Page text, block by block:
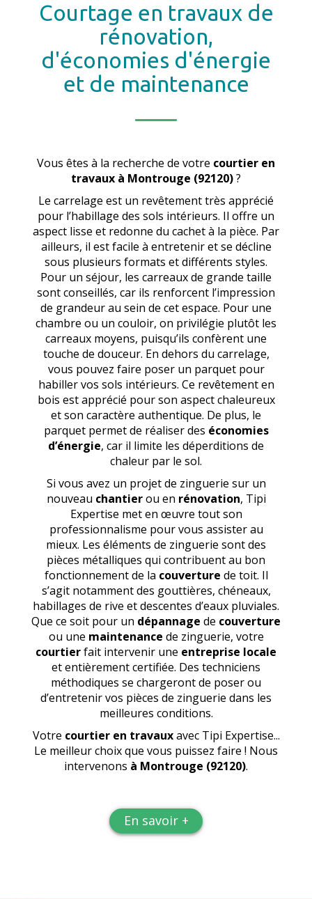
Courtage en travaux de
rénovation,
d'économies d'énergie
et de maintenance
Vous êtes à la recherche de votre courtier en
travaux à Montrouge (92120)?
Le carrelage est un revêtement très apprécié
pour l’habillage des sols intérieurs. Il offre un
aspect lisse et redonne du cachet à la pièce. Par
ailleurs, il est facile à entretenir et se décline
sous plusieurs formats et différents styles.
Pour un séjour, les carreaux de grande taille
sont conseillés, car ils renforcent l’impression
de grandeur au sein de cet espace. Pour une
chambre ou un couloir, on privilégie plutôt les
carreaux moyens, puisqu’ils confèrent une
touche de douceur. En dehors du carrelage,
vous pouvez faire poser un parquet pour
habiller vos sols intérieurs. Ce revêtement en
bois est apprécié pour son aspect chaleureux
et son caractère authentique. De plus, le
parquet permet de réaliser des économies
d’énergie, car il limite les déperditions de
chaleur par le sol.
Si vous avez un projet de zinguerie sur un
nouveau chantierou en rénovation, Tipi
Expertise met en œuvre tout son
professionnalisme pour vous assister au
mieux. Les éléments de zinguerie sont des
pièces métalliques qui contribuent au bon
fonctionnement de la couverture de toit. Il
s’agit notamment des gouttières, chéneaux,
habillages de rive et descentes d’eaux pluviales.
Que ce soit pour un dépannage de couverture
ou une maintenance de zinguerie, votre
courtierfait intervenir une entreprise locale
et entièrement certifiée. Des techniciens
méthodiques se chargeront de poser ou
d’entretenir vos pièces de zinguerie dans les
meilleures conditions.
Votre courtier en travauxavec Tipi Expertise...
Le meilleur choix que vous puissez faire ! Nous
intervenons à Montrouge (92120).
En savoir +